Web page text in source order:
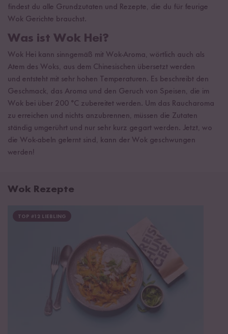
findest du alle Grundzutaten und Rezepte, die du für feurige
Wok Gerichte brauchst.
Was ist Wok Hei?
Wok Hei kann sinngemäß mit Wok-Aroma, wörtlich auch als
Atem des Woks, aus dem Chinesischen übersetzt werden
und entsteht mit sehr hohen Temperaturen. Es beschreibt den
Geschmack, das Aroma und den Geruch von Speisen, die im
Wok bei über 200 °C zubereitet werden. Um das Raucharoma
zu erreichen und nichts anzubrennen, müssen die Zutaten
ständig umgerührt und nur sehr kurz gegart werden. Jetzt, wo
die Wok-abeln gelernt sind, kann der Wok geschwungen
werden!
Wok Rezepte
TOP #12 LIEBLING